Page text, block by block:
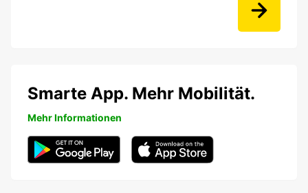
Smarte App. Mehr Mobilität.
Mehr Informationen